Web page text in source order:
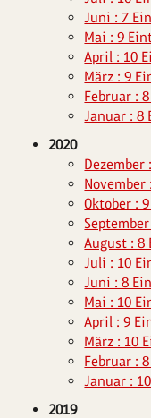
Juni : 7
Mai : 9
April : 10
März : 9
Februar :
Januar : 8
2020
Dezember
November
Oktober :
August : 8
Juli : 10
Juni : 8
Mai : 10
April : 9
März : 10
Februar :
Januar :
2019